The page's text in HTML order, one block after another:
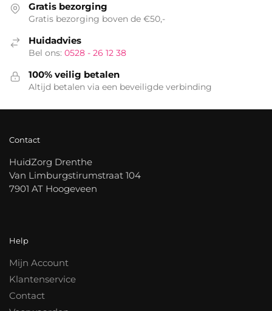
Gratis bezorging
Gratis bezorging boven de €50,-
Huidadvies
Bel ons: 0528 - 26 12 38
100% veilig betalen
Altijd betalen via een beveiligde verbinding
Contact
HuidZorg Drenthe
Van Limburgstirumstraat 104
7901 AT Hoogeveen
Help
Mijn Account
Klantenservice
Contact